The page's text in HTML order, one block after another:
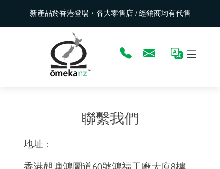
新產品於香港登場・各大零售店 / 經銷商均有代售
聯繫我們
地址 :
香港觀塘鴻圖道60號鴻福工廠大廈8樓